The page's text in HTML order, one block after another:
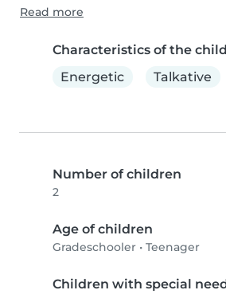
Read more
Characteristics of the
Energetic
Talkative
Number of children
2
Age of children
Gradeschooler • Teenager
Children with special